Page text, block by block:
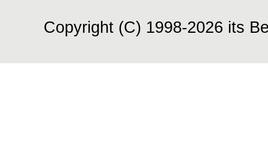
Copyright (C) 1998-2026 its